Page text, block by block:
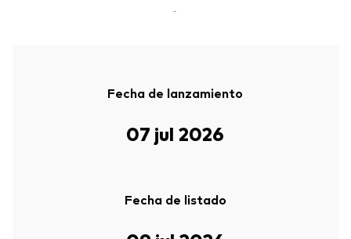
-
Fecha de lanzamiento
07 jul 2026
Fecha de listado